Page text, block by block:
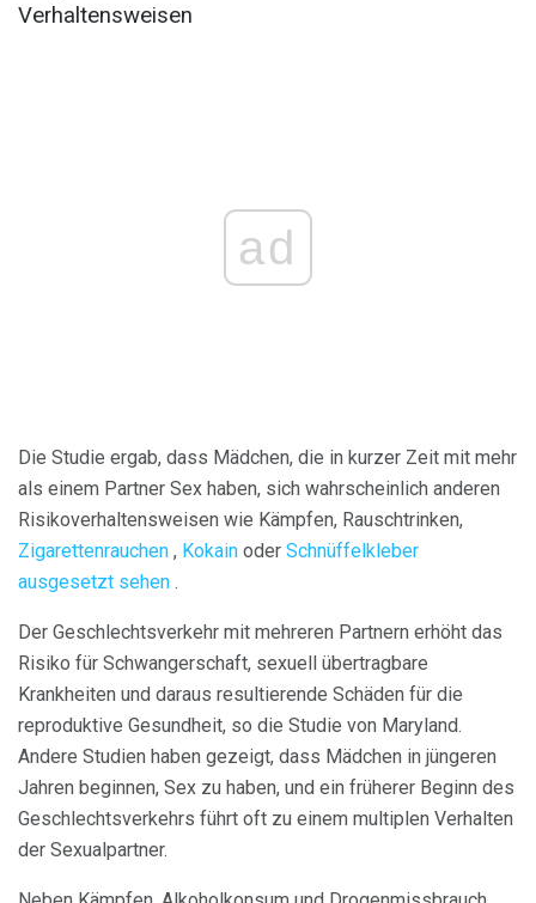
Verhaltensweisen
ad
Die Studie ergab, dass Mädchen, die in kurzer Zeit mit mehr
als einem Partner Sex haben, sich wahrscheinlich anderen
Risikoverhaltensweisen wie Kämpfen, Rauschtrinken,
Zigarettenrauchen , Kokain oder Schnüffelkleber
ausgesetzt sehen .
Der Geschlechtsverkehr mit mehreren Partnern erhöht das
Risiko für Schwangerschaft, sexuell übertragbare
Krankheiten und daraus resultierende Schäden für die
reproduktive Gesundheit, so die Studie von Maryland.
Andere Studien haben gezeigt, dass Mädchen in jüngeren
Jahren beginnen, Sex zu haben, und ein früherer Beginn des
Geschlechtsverkehrs führt oft zu einem multiplen Verhalten
der Sexualpartner.